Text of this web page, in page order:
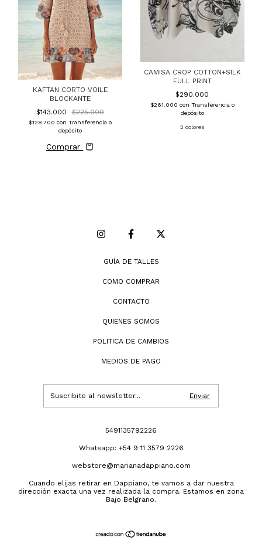
KAFTAN CORTO VOILE
BLOCKANTE
$143.000
$225.000
$128.700 con Transferencia o
depósito
Comprar
CAMISA CROP COTTON+SILK
FULL PRINT
$290.000
$261.000 con Transferencia o
depósito
2 colores
GUÍA DE TALLES
COMO COMPRAR
CONTACTO
QUIENES SOMOS
POLITICA DE CAMBIOS
MEDIOS DE PAGO
5491135792226
Whatsapp: +54 9 11 3579 2226
webstore@marianadappiano.com
Cuando elijas retirar en Dappiano, te vamos a dar nuestra
dirección exacta una vez realizada la compra. Estamos en zona
Bajo Belgrano.